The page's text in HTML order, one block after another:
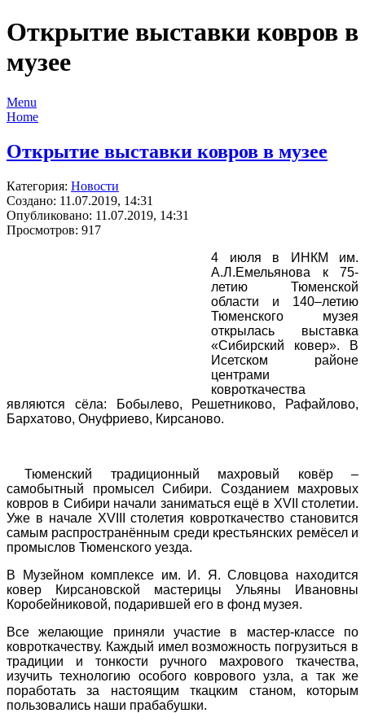
Открытие выставки ковров в
музее
Menu
Home
Открытие выставки ковров в музее
Категория: Новости
Создано: 11.07.2019, 14:31
Опубликовано: 11.07.2019, 14:31
Просмотров: 917
4 июля в ИНКМ им.
А.Л.Емельянова к 75-
летию Тюменской
области и 140–летию
Тюменского музея
открылась выставка
«Сибирский ковер». В
Исетском районе
центрами
ковроткачества
являются сёла: Бобылево, Решетниково, Рафайлово,
Бархатово, Онуфриево, Кирсаново.
Тюменский традиционный махровый ковёр –
самобытный промысел Сибири. Созданием махровых
ковров в Сибири начали заниматься ещё в XVII столетии.
Уже в начале XVIII столетия ковроткачество становится
самым распространённым среди крестьянских ремёсел и
промыслов Тюменского уезда.
В Музейном комплексе им. И. Я. Словцова находится
ковер Кирсановской мастерицы Ульяны Ивановны
Коробейниковой, подарившей его в фонд музея.
Все желающие приняли участие в мастер-классе по
ковроткачеству. Каждый имел возможность погрузиться в
традиции и тонкости ручного махрового ткачества,
изучить технологию особого коврового узла, а так же
поработать за настоящим ткацким станом, которым
пользовались наши прабабушки.